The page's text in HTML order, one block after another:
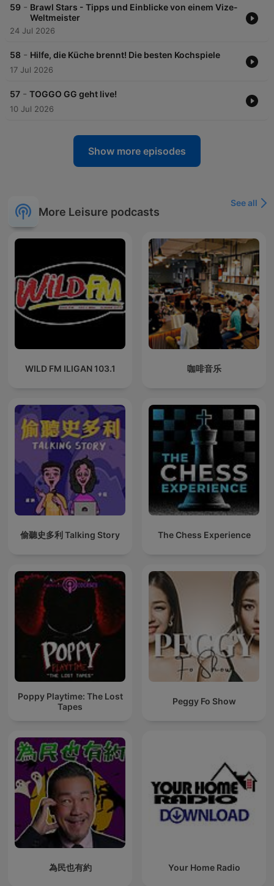
59 - Brawl Stars - Tipps und Einblicke von einem Vize-
Weltmeister
24 Jul 2026
58 - Hilfe, die Küche brennt! Die besten Kochspiele
17 Jul 2026
57 - TOGGO GG geht live!
10 Jul 2026
Show more episodes
More Leisure podcasts
See all
WILD FM ILIGAN 103.1 咖啡音乐
偷聽史多利 Talking Story The Chess Experience
Poppy Playtime: The Lost
Tapes
Peggy Fo Show
為民也有約 Your Home Radio